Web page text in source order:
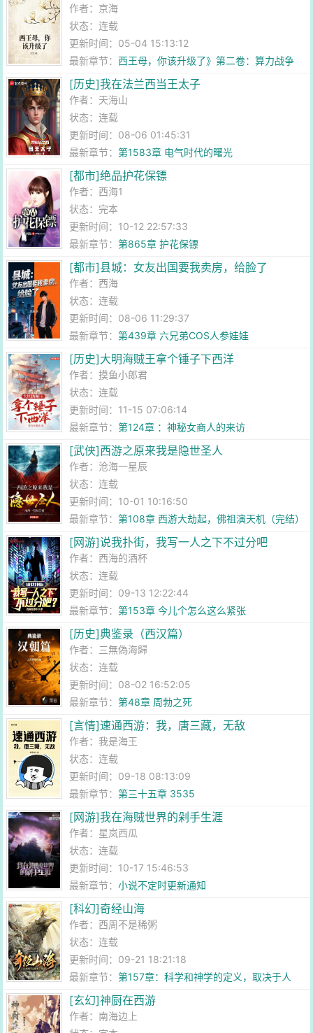
作者： 京海
状态：连载
更新时间：05-04 15:13:12
最新章节：西王母，你该升级了》第二卷：算力战争
[历史]我在法兰西当王太子
作者： 天海山
状态：连载
更新时间：08-06 01:45:31
最新章节：第1583章 电气时代的曙光
[都市]绝品护花保镖
作者： 西海1
状态：完本
更新时间：10-12 22:57:33
最新章节：第865章 护花保镖
[都市]县城：女友出国要我卖房，给脸了
作者： 西海
状态：连载
更新时间：08-06 11:29:37
最新章节：第439章 六兄弟COS人参娃娃
[历史]大明海贼王拿个锤子下西洋
作者：摸鱼小郎君
状态：连载
更新时间：11-15 07:06:14
最新章节：第124章 ：神秘女商人的来访
[武侠]西游之原来我是隐世圣人
作者： 沧海一星辰
状态：连载
更新时间：10-01 10:16:50
最新章节：第108章 西游大劫起，佛祖演天机（完结）
[网游]说我扑街，我写一人之下不过分吧
作者： 西海的酒杯
状态：连载
更新时间：09-13 12:22:44
最新章节：第153章 今儿个怎么这么紧张
[历史]典鉴录（西汉篇）
作者： 三無偽海歸
状态：连载
更新时间：08-02 16:52:05
最新章节：第48章 周勃之死
[言情]速通西游：我，唐三藏，无敌
作者：我是海王
状态：连载
更新时间：09-18 08:13:09
最新章节：第三十五章 3535
[网游]我在海贼世界的剁手生涯
作者： 星岚西瓜
状态：连载
更新时间：10-17 15:46:53
最新章节：小说不定时更新通知
[科幻]奇经山海
作者： 西周不是稀粥
状态：连载
更新时间：09-21 18:21:18
最新章节：第157章：科学和神学的定义，取决于人
[玄幻]神厨在西游
作者： 南海边上